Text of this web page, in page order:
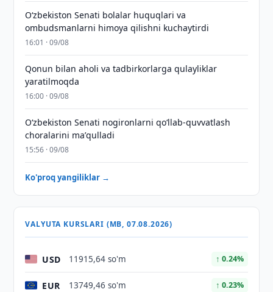
Oʻzbekiston Senati bolalar huquqlari va
ombudsmanlarni himoya qilishni kuchaytirdi
16:01 · 09/08
Qonun bilan aholi va tadbirkorlarga qulayliklar
yaratilmoqda
16:00 · 09/08
Oʻzbekiston Senati nogironlarni qoʻllab-quvvatlash
choralarini maʼqulladi
15:56 · 09/08
Ko'proq yangiliklar →
VALYUTA KURSLARI (MB, 07.08.2026)
USD 11915,64 so'm ↑ 0.24%
EUR 13749,46 so'm ↑ 0.23%